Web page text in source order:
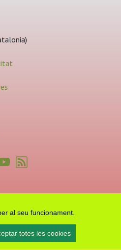
al seu funcionament.
totes les cookies